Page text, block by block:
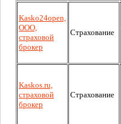
Kasko24open,
ООО,
страховой
брокер
Страхование
Kaskos.ru,
страховой
брокер
Страхование